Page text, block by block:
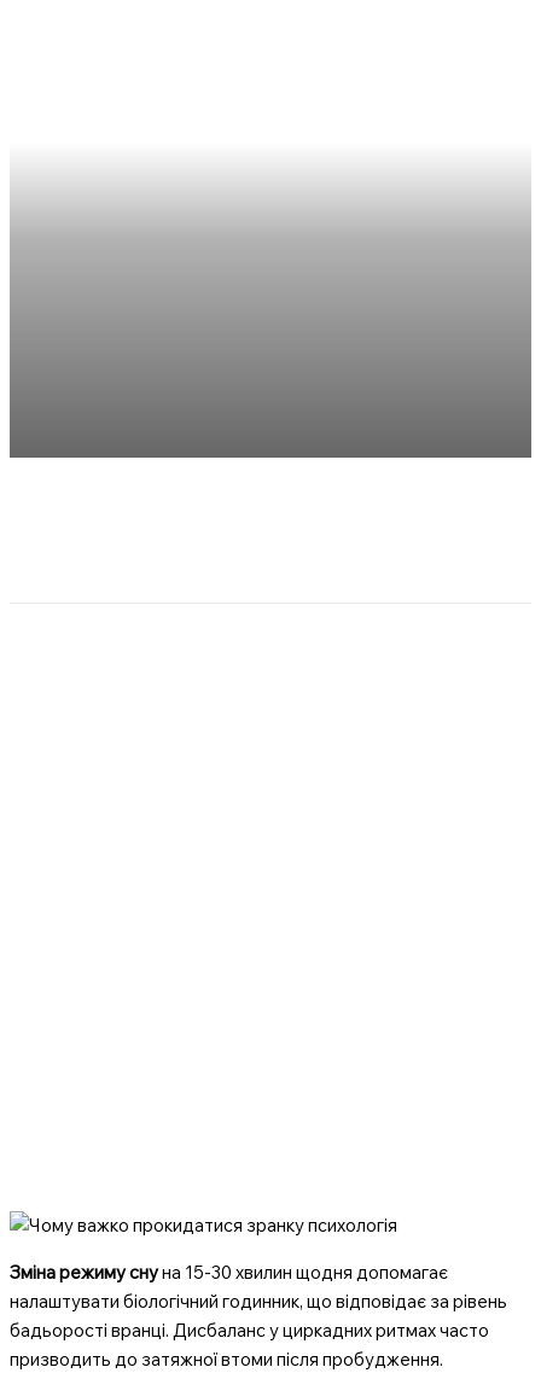
Зміна режиму снуна 15-30 хвилин щодня допомагає
налаштувати біологічний годинник, що відповідає за рівень
бадьорості вранці. Дисбаланс у циркадних ритмах часто
призводить до затяжної втоми після пробудження.